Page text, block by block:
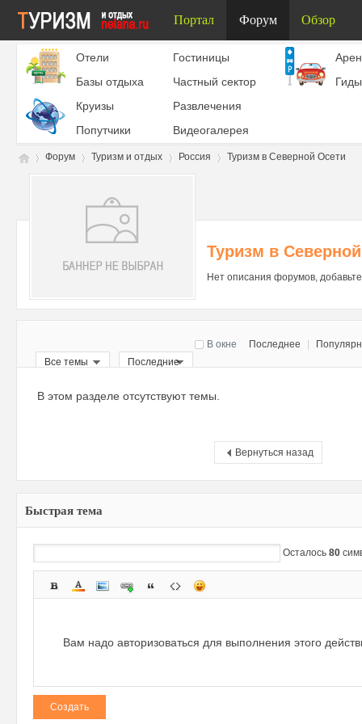
Портал Форум Обзор
Отели
Гостиницы
Базы отдыха
Частный сектор
Гиды
Круизы
Развлечения
Попутчики
Видеогалерея
Форум Туризм и отдых Россия Туризм в Северной Осети
Туризм в
Нет описания форумов,
Последнее
В окне
Все темы
Последние
В этом разделе отсутствуют темы.
Вернуться назад
Быстрая тема
Осталось 80
Вам надо авторизоваться для выполнения этого
Создать